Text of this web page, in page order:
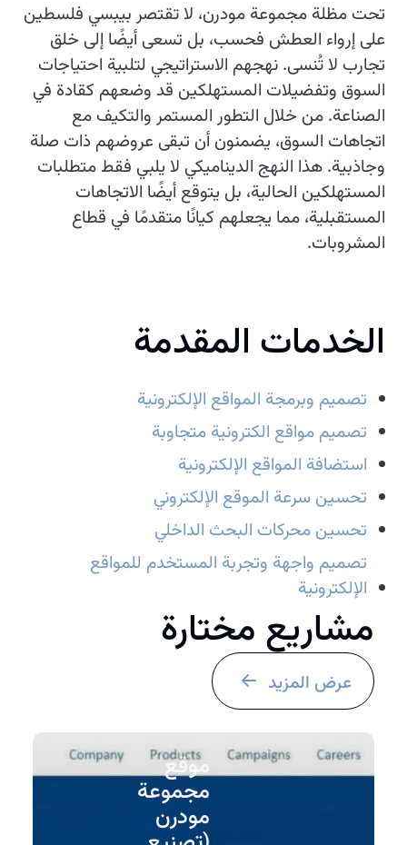
تحت مظلة مجموعة مودرن، لا تقتصر بيبسي فلسطين
على إرواء العطش فحسب، بل تسعى أيضًا إلى خلق
تجارب لا تُنسى. نهجهم الاستراتيجي لتلبية احتياجات
السوق وتفضيلات المستهلكين قد وضعهم كقادة في
الصناعة. من خلال التطور المستمر والتكيف مع
اتجاهات السوق، يضمنون أن تبقى عروضهم ذات صلة
وجاذبية. هذا النهج الديناميكي لا يلبي فقط متطلبات
المستهلكين الحالية، بل يتوقع أيضًا الاتجاهات
المستقبلية، مما يجعلهم كيانًا متقدمًا في قطاع
المشروبات.
الخدمات المقدمة
تصميم وبرمجة المواقع الإلكترونية
تصميم مواقع الكترونية متجاوبة
استضافة المواقع الإلكترونية
تحسين سرعة الموقع الإلكتروني
تحسين محركات البحث الداخلي
تصميم واجهة وتجربة المستخدم للمواقع
الإلكترونية
مشاريع مختارة
عرض المزيد
موقع
مجموعة
مودرن